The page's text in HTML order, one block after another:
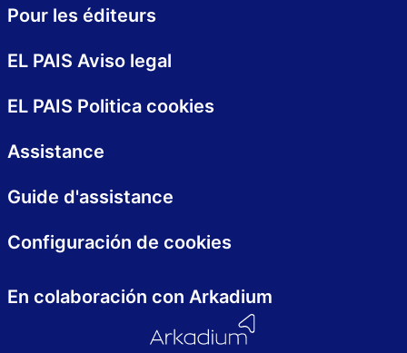
En colaboración con Arkadium
EL PAIS Aviso legal
Assistance
Pour les éditeurs
EL PAIS Politica cookies
Guide d'assistance
Configuración de cookies